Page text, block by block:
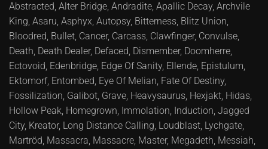
Abstracted, Alter Bridge, Andradite, Apallic Decay, Archvile
King, Asaru, Asphyx, Autopsy, Bitterness, Blitz Union,
Bloodred, Bullet, Cancer, Carcass, Clawfinger, Convulse,
Death, Death Dealer, Defaced, Dismember, Doomherre,
Ectovoid, Edenbridge, Edge Of Sanity, Ellende, Epistulum,
Ektomorf, Entombed, Eye Of Melian, Fate Of Destiny,
Fossilization, Galibot, Grave, Heavysaurus, Hexjakt, Hidas,
Hollow Peak, Homegrown, Immolation, Induction, Jagged
City, Kreator, Long Distance Calling, Loudblast, Lychgate,
Martröd, Massacra, Massacre, Master, Megadeth, Messiah,